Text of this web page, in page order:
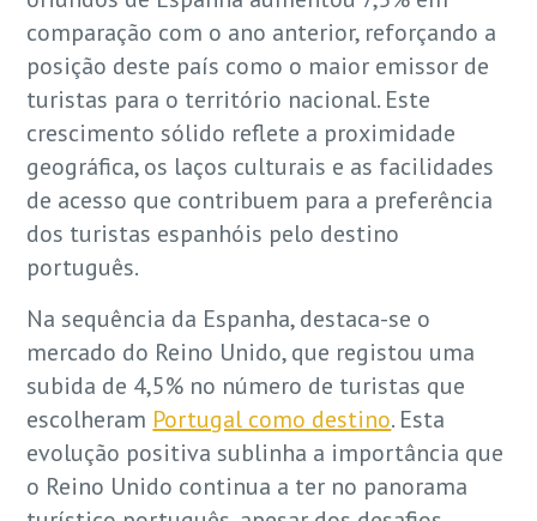
comparação com o ano anterior, reforçando a
posição deste país como o maior emissor de
turistas para o território nacional. Este
crescimento sólido reflete a proximidade
geográfica, os laços culturais e as facilidades
de acesso que contribuem para a preferência
dos turistas espanhóis pelo destino
português.
Na sequência da Espanha, destaca-se o
mercado do Reino Unido, que registou uma
subida de 4,5% no número de turistas que
escolheram Portugal como destino. Esta
evolução positiva sublinha a importância que
o Reino Unido continua a ter no panorama